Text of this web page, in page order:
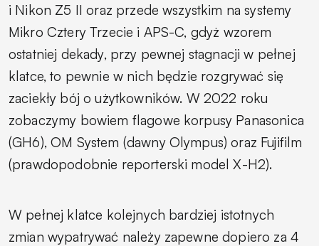
i Nikon Z5 II oraz przede wszystkim na systemy
Mikro Cztery Trzecie i APS-C, gdyż wzorem
ostatniej dekady, przy pewnej stagnacji w pełnej
klatce, to pewnie w nich będzie rozgrywać się
zaciekły bój o użytkowników. W 2022 roku
zobaczymy bowiem flagowe korpusy Panasonica
(GH6), OM System (dawny Olympus) oraz Fujifilm
(prawdopodobnie reporterski model X-H2).
W pełnej klatce kolejnych bardziej istotnych
zmian wypatrywać należy zapewne dopiero za 4